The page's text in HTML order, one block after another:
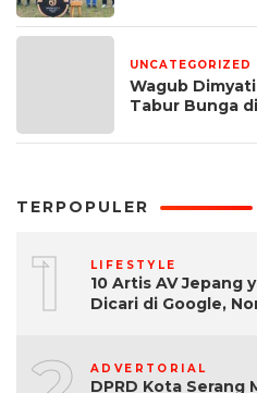
UNCATEGORIZED
Wagub
Tabur Bunga
TERPOPULER
1 LIFESTYLE
10 Artis AV Jepang
Dicari di Google,
ADVERTORIAL
DPRD Kota Serang